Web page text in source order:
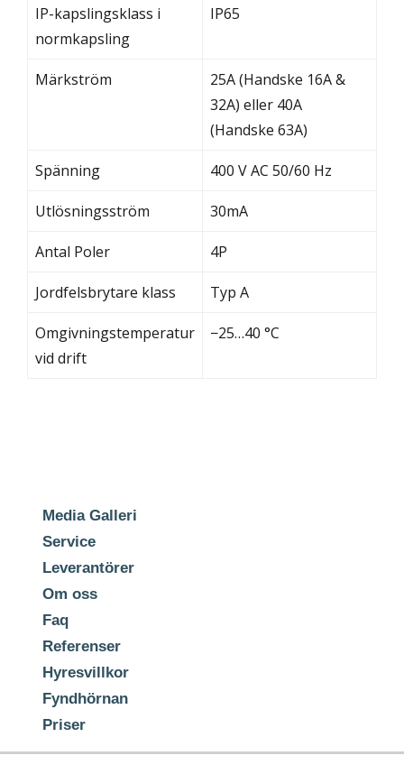
IP-kapslingsklass i
normkapsling
IP65
Märkström
25A (Handske 16A &
32A) eller 40A
(Handske 63A)
Spänning 400 V AC 50/60 Hz
Utlösningsström 30mA
Antal Poler 4P
Jordfelsbrytare klass Typ A
Omgivningstemperatur
vid drift
−25…40 °C
Media Galleri
Service
Leverantörer
Om oss
Faq
Referenser
Hyresvillkor
Fyndhörnan
Priser